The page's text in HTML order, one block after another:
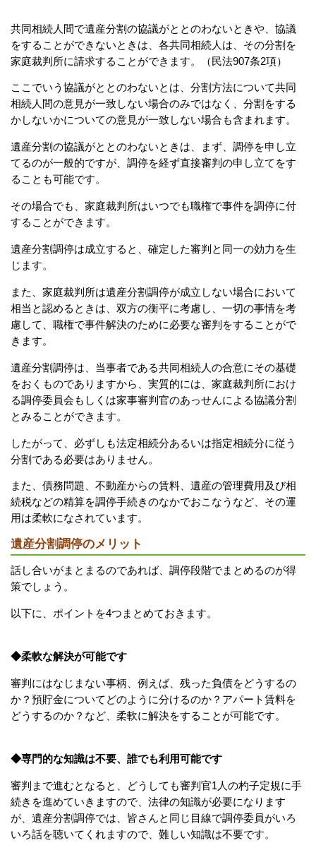
共同相続人間で遺産分割の協議がととのわないときや、協議
をすることができないときは、各共同相続人は、その分割を
家庭裁判所に請求することができます。（民法907条2項）
ここでいう協議がととのわないとは、分割方法について共同
相続人間の意見が一致しない場合のみではなく、分割をする
かしないかについての意見が一致しない場合も含まれます。
遺産分割の協議がととのわないときは、まず、調停を申し立
てるのが一般的ですが、調停を経ず直接審判の申し立てをす
ることも可能です。
その場合でも、家庭裁判所はいつでも職権で事件を調停に付
することができます。
遺産分割調停は成立すると、確定した審判と同一の効力を生
じます。
また、家庭裁判所は遺産分割調停が成立しない場合において
相当と認めるときは、双方の衡平に考慮し、一切の事情を考
慮して、職権で事件解決のために必要な審判をすることがで
きます。
遺産分割調停は、当事者である共同相続人の合意にその基礎
をおくものでありますから、実質的には、家庭裁判所におけ
る調停委員会もしくは家事審判官のあっせんによる協議分割
とみることができます。
したがって、必ずしも法定相続分あるいは指定相続分に従う
分割である必要はありません。
また、債務問題、不動産からの賃料、遺産の管理費用及び相
続税などの精算を調停手続きのなかでおこなうなど、その運
用は柔軟になされています。
遺産分割調停のメリット
話し合いがまとまるのであれば、調停段階でまとめるのが得
策でしょう。
以下に、ポイントを4つまとめておきます。
◆柔軟な解決が可能です
審判にはなじまない事柄、例えば、残った負債をどうするの
か？預貯金についてどのように分けるのか？アパート賃料を
どうするのか？など、柔軟に解決をすることが可能です。
◆専門的な知識は不要、誰でも利用可能です
審判まで進むとなると、どうしても審判官1人の杓子定規に手
続きを進めていきますので、法律の知識が必要になります
が、遺産分割調停では、皆さんと同じ目線で調停委員がいろ
いろ話を聴いてくれますので、難しい知識は不要です。